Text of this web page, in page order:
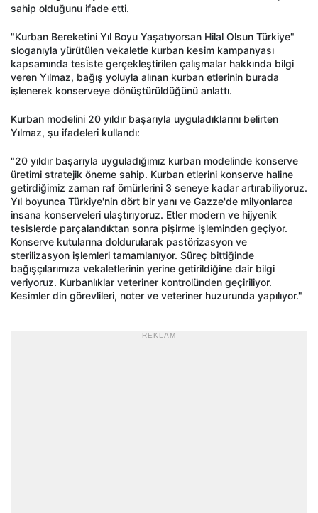
sahip olduğunu ifade etti.
"Kurban Bereketini Yıl Boyu Yaşatıyorsan Hilal Olsun Türkiye"
sloganıyla yürütülen vekaletle kurban kesim kampanyası
kapsamında tesiste gerçekleştirilen çalışmalar hakkında bilgi
veren Yılmaz, bağış yoluyla alınan kurban etlerinin burada
işlenerek konserveye dönüştürüldüğünü anlattı.
Kurban modelini 20 yıldır başarıyla uyguladıklarını belirten
Yılmaz, şu ifadeleri kullandı:
"20 yıldır başarıyla uyguladığımız kurban modelinde konserve
üretimi stratejik öneme sahip. Kurban etlerini konserve haline
getirdiğimiz zaman raf ömürlerini 3 seneye kadar artırabiliyoruz.
Yıl boyunca Türkiye'nin dört bir yanı ve Gazze'de milyonlarca
insana konserveleri ulaştırıyoruz. Etler modern ve hijyenik
tesislerde parçalandıktan sonra pişirme işleminden geçiyor.
Konserve kutularına doldurularak pastörizasyon ve
sterilizasyon işlemleri tamamlanıyor. Süreç bittiğinde
bağışçılarımıza vekaletlerinin yerine getirildiğine dair bilgi
veriyoruz. Kurbanlıklar veteriner kontrolünden geçiriliyor.
Kesimler din görevlileri, noter ve veteriner huzurunda yapılıyor."
- REKLAM -